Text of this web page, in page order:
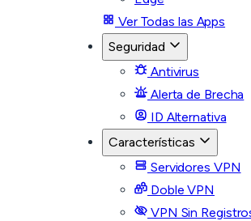
Ver Todas las Apps
Seguridad
Antivirus
Alerta de Brecha
ID Alternativa
Características
Servidores VPN
Doble VPN
VPN Sin